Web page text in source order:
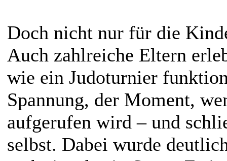
Doch nicht nur für die
Auch zahlreiche Eltern
wie ein Judoturnier
Spannung, der Moment,
aufgerufen wird – und
selbst. Dabei wurde